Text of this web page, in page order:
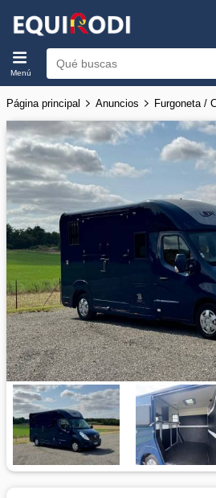
Menú
Página principal Anuncios Furgoneta /